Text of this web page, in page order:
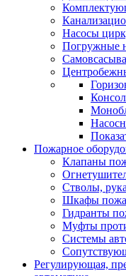
Насосы
Погружные
Пожарное
Клапаны
Стволы,
Шкафы
Гидранты
Муфты
Системы
Регулирующая,